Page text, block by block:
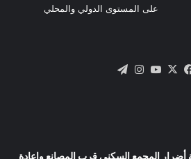
على المستوى الدولي والمحلي
فيسبوك
X يوتيوبانستقرام
المجمع السكني قرب المصانع واعادة